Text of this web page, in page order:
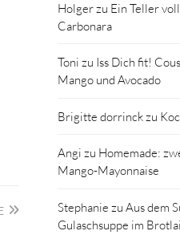
Holgerzu Ein Teller
Carbonara
Toni zu Iss Dich fit!
Mango und Avocado
Brigitte dorrinckzu
Angi zu Homemade:
Mango-Mayonnaise
Stephanie zuAus dem
Gulaschsuppe im